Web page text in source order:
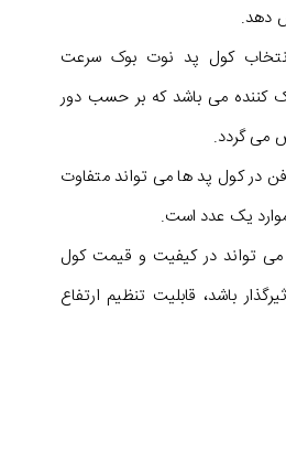
دهد.
کول پد نوت بوک سرعت
می باشد که بر حسب دور
می گردد.
در کول پد ها می تواند متفاوت
یک عدد است.
تواند در کیفیت و قیمت کول
باشد، قابلیت تنظیم ارتفاع